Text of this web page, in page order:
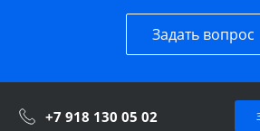
Задать вопрос
+7 918 130 05 02